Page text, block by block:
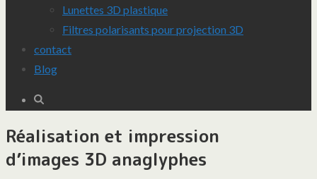
Lunettes 3D plastique
Filtres polarisants pour projection 3D
contact
Blog
Réalisation et impression
d’images 3D anaglyphes